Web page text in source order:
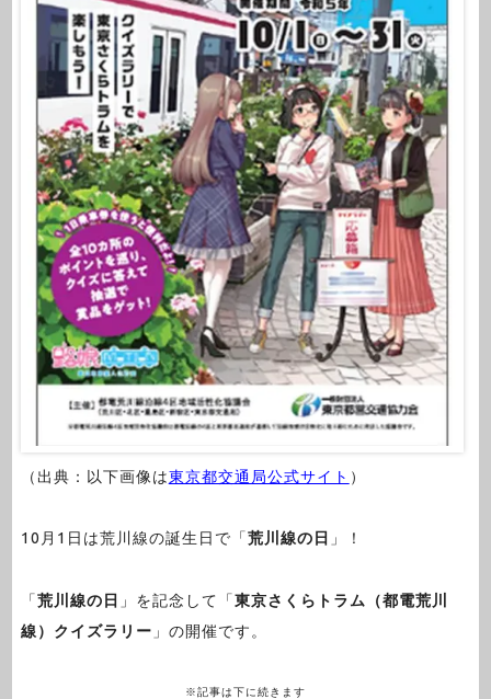
（出典：以下画像は東京都交通局公式サイト ）
10月1日は荒川線の誕生日で「荒川線の日 」！
「荒川線の日 」を記念して「東京さくらトラム（都電荒川
線）クイズラリー 」の開催です。
※記事は下に続きます